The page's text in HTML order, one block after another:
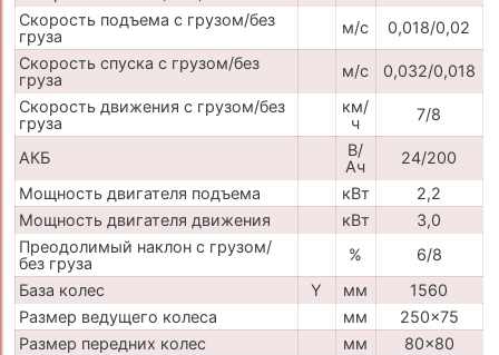
Скорость подъема с грузом/без
груза
м/с
0,018/0,02
Скорость спуска с грузом/без
груза
м/с
0,032/0,018
Скорость движения с грузом/без
груза
км/
ч
7/8
АКБ
В/
Ач
24/200
Мощность двигателя подъема
кВт
2,2
Мощность двигателя движения
кВт
3,0
Преодолимый наклон с грузом/
без груза
%
6/8
База колес
Y мм
1560
Размер ведущего колеса
мм
250x75
Размер передних колес
мм
80x80